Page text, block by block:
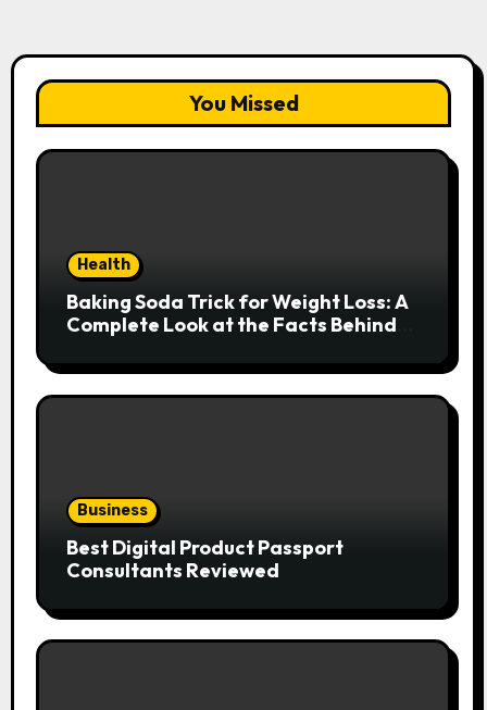
You Missed
Health
Baking Soda Trick for Weight Loss: A
Complete Look at the Facts Behind
Business
Best Digital Product Passport
Consultants Reviewed